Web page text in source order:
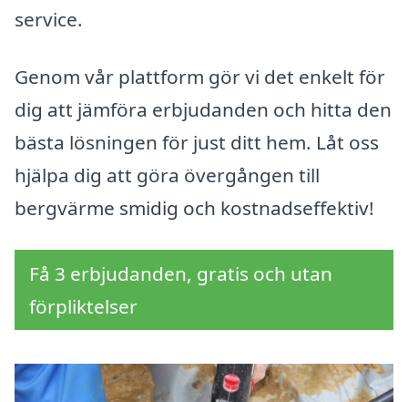
service.
Genom vår plattform gör vi det enkelt för
dig att jämföra erbjudanden och hitta den
bästa lösningen för just ditt hem. Låt oss
hjälpa dig att göra övergången till
bergvärme smidig och kostnadseffektiv!
Få 3 erbjudanden, gratis och utan
förpliktelser